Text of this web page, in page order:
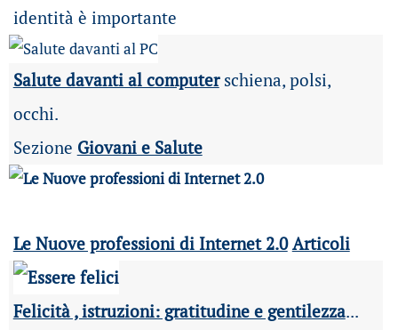
identità è importante
Salute davanti al computerschiena, polsi,
occhi.
Sezione Giovani e Salute
Le Nuove professioni di Internet 2.0 Articoli
Felicità , istruzioni: gratitudine e gentilezza...